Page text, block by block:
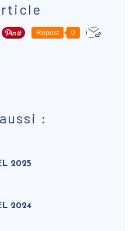
Repost 0
:
2025
2024